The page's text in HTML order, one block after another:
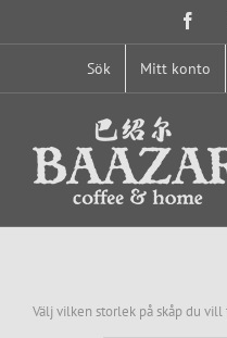
Sök Mitt konto
Välj vilken storlek på skåp du